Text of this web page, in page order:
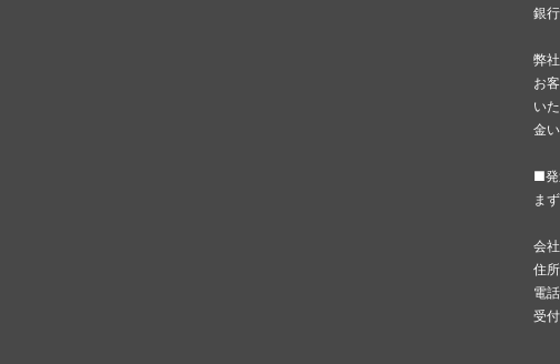
銀
弊
お
い
金
■発
ま
会
住
電
受